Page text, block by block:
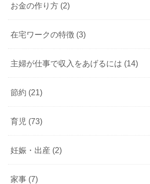
お金の作り方 (2)
在宅ワークの特徴 (3)
主婦が仕事で収入をあげるには (14)
節約 (21)
育児 (73)
妊娠・出産 (2)
家事 (7)